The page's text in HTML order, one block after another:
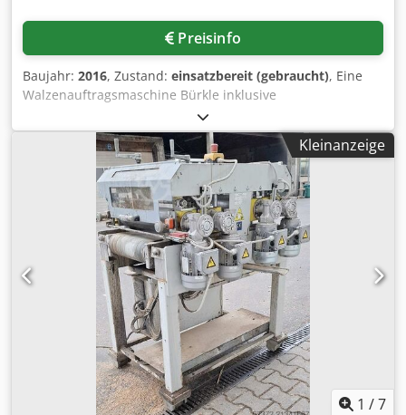
Preisinfo
Baujahr: 2016, Zustand: einsatzbereit (gebraucht), Eine
Walzenauftragsmaschine Bürkle inklusive
Austragungstisch Bürkle LZU 800 steht zur Verfügung.
Arbeitsbreite: 700mm, max. mech. Vorschub: 120m/min,
Nennvorschub: 25m/min, max. Werkstückhöhe: 80mm,
Arbeitshöhenbereich: 880mm-920mm,
Austragungstischlänge: 4000mm, Betriebsstunden: ca.
1233h. Zubehör: zwei originalverpackte Ersatzwalzen
Bürkle. Dokumentation vorhanden. Besichtigung vor Ort
möglich. Djdpfjxtfgyjx Aahokr
Kleinanzeige
1 /7